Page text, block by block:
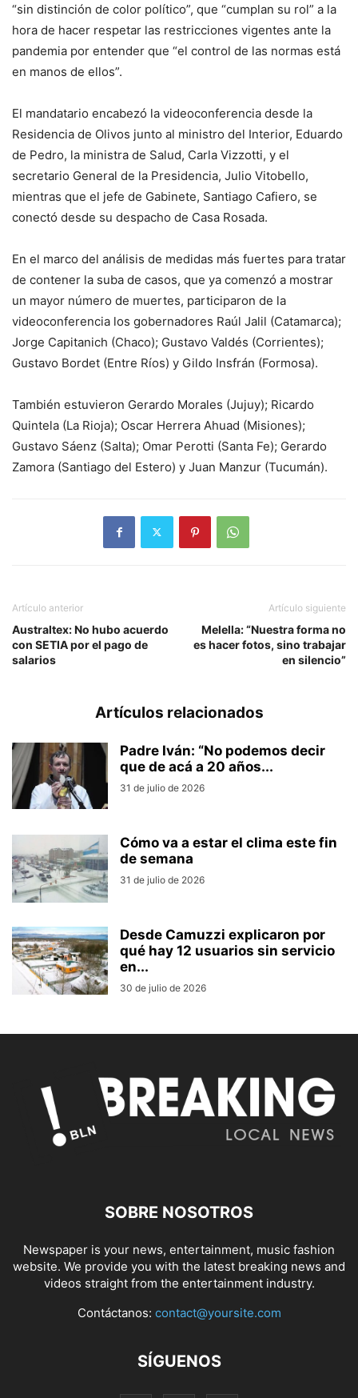
“sin distinción de color político”, que “cumplan su rol” a la
hora de hacer respetar las restricciones vigentes ante la
pandemia por entender que “el control de las normas está
en manos de ellos”.
El mandatario encabezó la videoconferencia desde la
Residencia de Olivos junto al ministro del Interior, Eduardo
de Pedro, la ministra de Salud, Carla Vizzotti, y el
secretario General de la Presidencia, Julio Vitobello,
mientras que el jefe de Gabinete, Santiago Cafiero, se
conectó desde su despacho de Casa Rosada.
En el marco del análisis de medidas más fuertes para tratar
de contener la suba de casos, que ya comenzó a mostrar
un mayor número de muertes, participaron de la
videoconferencia los gobernadores Raúl Jalil (Catamarca);
Jorge Capitanich (Chaco); Gustavo Valdés (Corrientes);
Gustavo Bordet (Entre Ríos) y Gildo Insfrán (Formosa).
También estuvieron Gerardo Morales (Jujuy); Ricardo
Quintela (La Rioja); Oscar Herrera Ahuad (Misiones);
Gustavo Sáenz (Salta); Omar Perotti (Santa Fe); Gerardo
Zamora (Santiago del Estero) y Juan Manzur (Tucumán).
Artículo anterior
Australtex: No hubo acuerdo
con SETIA por el pago de
salarios
Artículo siguiente
Melella: “Nuestra forma no
es hacer fotos, sino trabajar
en silencio”
Artículos relacionados
Padre Iván: “No podemos decir
que de acá a 20 años...
31 de julio de 2026
Cómo va a estar el clima este fin
de semana
31 de julio de 2026
Desde Camuzzi explicaron por
qué hay 12 usuarios sin servicio
en...
30 de julio de 2026
SOBRE NOSOTROS
Newspaper is your news, entertainment, music fashion
website. We provide you with the latest breaking news and
videos straight from the entertainment industry.
Contáctanos: contact@yoursite.com
SÍGUENOS